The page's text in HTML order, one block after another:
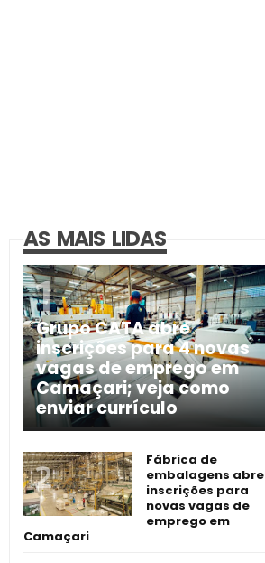
AS MAIS LIDAS
Grupo CATA abre
inscrições para 4 novas
vagas de emprego em
Camaçari; veja como
enviar currículo
Fábrica de
embalagens abre
inscrições para
novas vagas de
emprego em
Camaçari